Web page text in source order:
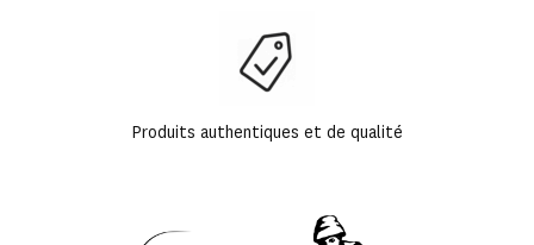
Produits authentiques et de qualité